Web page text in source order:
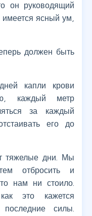
он руководящий
ясный ум,
должен быть
капли крови
каждый метр
за каждый
его до
тяжелые дни. Мы
отбросить и
нам ни стоило.
это кажется
силы.